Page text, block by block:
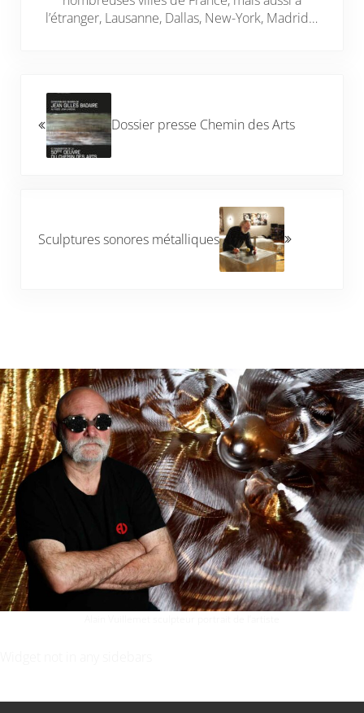
l’étranger, Lausanne, Dallas, New-York, Madrid…
Dossier presse Chemin des Arts
Sculptures sonores métalliques